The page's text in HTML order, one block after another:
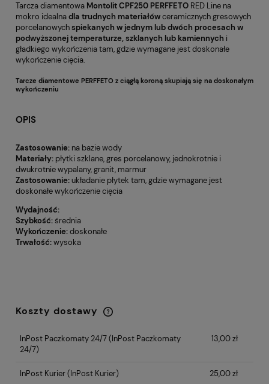
Tarcza diamentowa Montolit CPF250 PERFFETO RED Line na
mokro idealnadla trudnych materiałówceramicznych gresowych
porcelanowychspiekanych w jednym lub dwóch procesach w
podwyższonej temperaturze, szklanych lub kamiennych i
gładkiego wykończenia tam, gdzie wymagane jest doskonałe
wykończenie cięcia.
Tarcze diamentowe PERFFETO z ciągłą koroną skupiają się na doskonałym
wykończeniu
OPIS
Zastosowanie: na bazie wody
Materiały: płytki szklane, gres porcelanowy, jednokrotnie i
dwukrotnie wypalany, granit, marmur
Zastosowanie:układanie płytek tam, gdzie wymagane jest
doskonałe wykończenie cięcia
Wydajność:
Szybkość:średnia
Wykończenie:doskonałe
Trwałość:wysoka
Koszty dostawy
Cena nie zawiera ewentualnych kosztów
InPost Paczkomaty 24/7(InPost Paczkomaty
24/7)
13,00 zł
InPost Kurier(InPost Kurier) 25,00 zł